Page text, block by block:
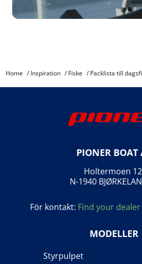
Home /Inspiration /Fiske /Packlista till
PIONER BOAT
Holtermoen
N-1940
För kontakt: Find your
MODELLER
Styrpulpet